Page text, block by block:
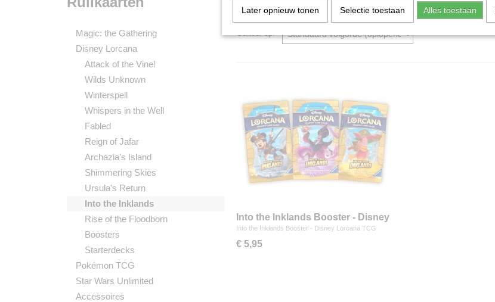
Magic: the Gathering
Disney Lorcana
Attack of the Vine!
Wilds Unknown
Winterspell
Whispers in the Well
Fabled
Reign of Jafar
Archazia's Island
Shimmering Skies
Ursula's Return
Into the Inklands
Rise of the Floodborn
Boosters
Starterdecks
Pokémon TCG
Star Wars Unlimited
Accessoires
Sorteer op:
Into the Inklands Booster - Disney
Lorcana TCG
Into the Inklands Booster - Disney Lorcana TCG
€ 5,95
Later opnieuw tonen Selectie toestaan Alles toestaan